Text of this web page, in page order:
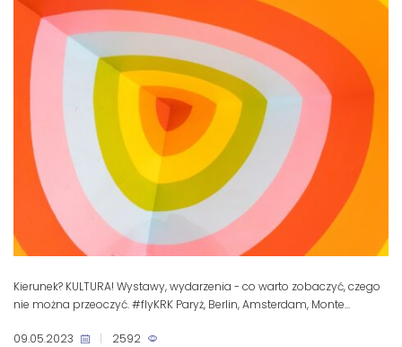
Kierunek? KULTURA! Wystawy, wydarzenia - co warto zobaczyć, czego
nie można przeoczyć. #flyKRK Paryż, Berlin, Amsterdam, Monte...
09.05.2023 2592